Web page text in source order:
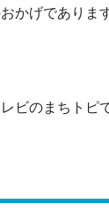
かげでありま
ビのまちトピ